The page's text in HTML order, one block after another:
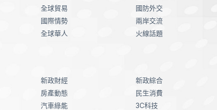
全球貿易
國際情勢
全球華人
國防外交
兩岸交流
火線話題
新政財經
房產動態
汽車綠能
新政綜合
民生消費
3C科技